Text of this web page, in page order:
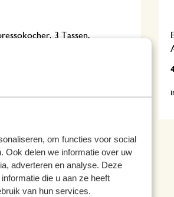
om functies voor social
Ook delen we informatie over uw
adverteren en analyse. Deze
die u aan ze heeft
van hun services.
3 Tassen,